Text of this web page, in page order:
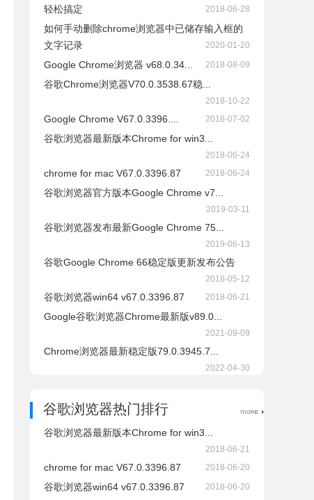
轻松搞定
2018-06-28
如何手动删除chrome浏览器中已储存输入框的
文字记录
2020-01-20
Google Chrome浏览器 v68.0.34... 2018-08-09
谷歌Chrome浏览器V70.0.3538.67稳...
2018-10-22
Google Chrome V67.0.3396.... 2018-07-02
谷歌浏览器最新版本Chrome for win3...
2018-06-24
chrome for mac V67.0.3396.87 2018-06-24
谷歌浏览器官方版本Google Chrome v7...
2019-03-11
谷歌浏览器发布最新Google Chrome 75...
2019-06-13
谷歌Google Chrome 66稳定版更新发布公告
2018-05-12
谷歌浏览器win64 v67.0.3396.87 2018-06-21
Google谷歌浏览器Chrome最新版v89.0...
2021-09-09
Chrome浏览器最新稳定版79.0.3945.7...
2022-04-30
谷歌浏览器热门排行
谷歌浏览器最新版本Chrome for win3...
2018-06-21
chrome for mac V67.0.3396.87 2018-06-20
谷歌浏览器win64 v67.0.3396.87 2018-06-20